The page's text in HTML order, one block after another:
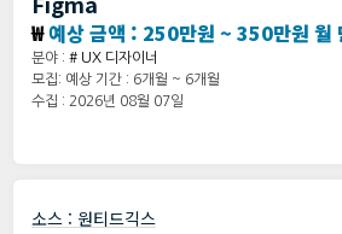
₩예상 금액 : 250만원 ~ 350만원 월
분야 : # UX 디자이너
모집: 예상 기간 : 6개월 ~ 6개월
수집 : 2026년 08월 07일
소스 : 원티드긱스